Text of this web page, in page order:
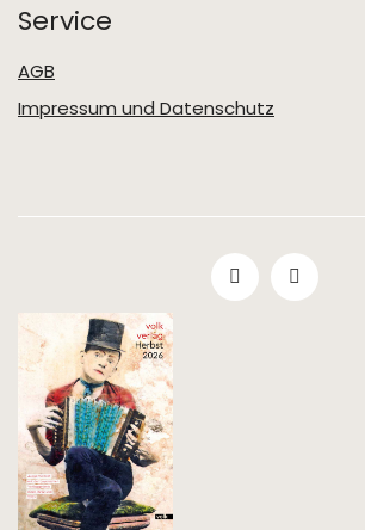
Service
AGB
Impressum und Datenschutz